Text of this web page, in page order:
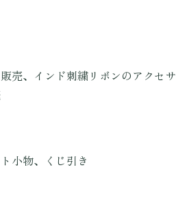
売、インド刺繍リボンのアクセサ
小物、くじ引き